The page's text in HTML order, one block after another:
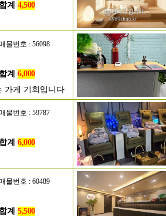
합계 4,500
물번호 : 56098
합계 6,000
가게 기회입니다
물번호 : 59787
합계 6,000
물번호 : 60489
합계 5,500